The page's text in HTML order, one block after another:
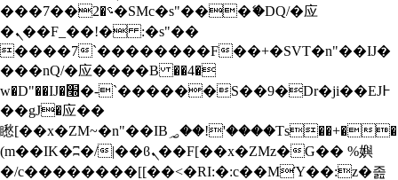
���؝�2��7�SMc�s"���ޭ�DQ/�应
�ܢ��F_��!� :�s"��
����7`��������F��+�SVT�n"��IJ�
���nQ/�应����B ��4�
w�D"��IJ�׭�-`������S��9�Dr�ji��EJ߅
��gJ�应��
矁[��x�ZM~�n"��IB؃��!'����Тѕ��+��
(m��IK�ʭ�/|��ϐܢ��F[��x�ZMz�G�� %嬩
�/c��������[[��<�RI:�:c��MΎ��:z�졾